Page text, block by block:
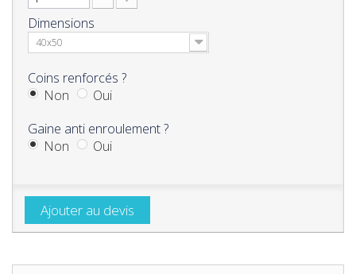
Dimensions
40x50
Coins renforcés ?
Non
Oui
Gaine anti enroulement ?
Non
Oui
Ajouter au devis